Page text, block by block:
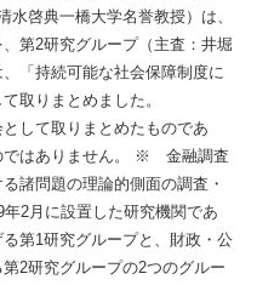
啓典一橋大学名誉教授）は、
第2研究グループ（主査：井堀
「持続可能な社会保障制度に
取りまとめました。
して取りまとめたものであ
ではありません。 ※ 金融調査
諸問題の理論的側面の調査・
2月に設置した研究機関であ
第1研究グループと、財政・公
2研究グループの2つのグルー